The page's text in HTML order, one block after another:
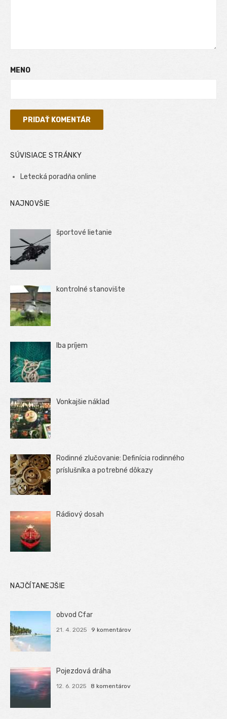
MENO
SÚVISIACE STRÁNKY
Letecká poradňa online
NAJNOVŠIE
športové lietanie
kontrolné stanovište
Iba príjem
Vonkajšie náklad
Rodinné zlučovanie: Definícia rodinného
príslušníka a potrebné dôkazy
Rádiový dosah
NAJČÍTANEJŠIE
obvod Cfar
21. 4. 2025 9 komentárov
Pojezdová dráha
12. 6. 2025 8 komentárov